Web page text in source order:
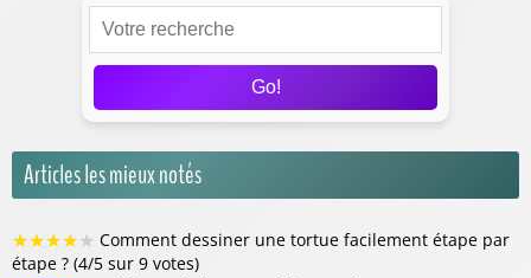
Go!
Articles les mieux notés
★★★★★ Comment dessiner une tortue facilement étape par
étape ? (4/5 sur 9 votes)